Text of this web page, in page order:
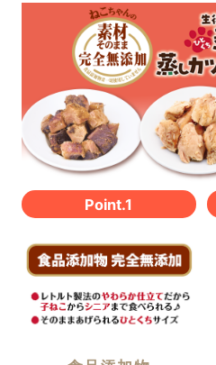
Point.1